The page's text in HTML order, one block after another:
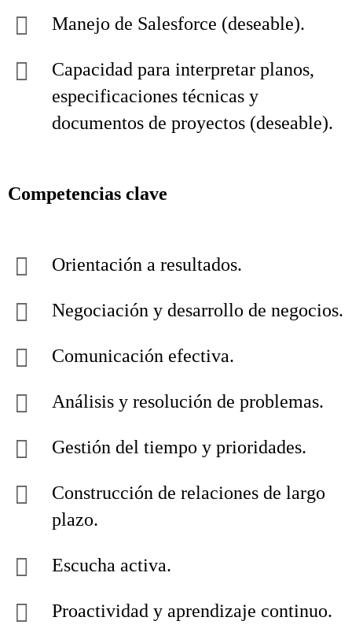
Manejo de Salesforce (deseable).
Capacidad para interpretar planos,
especificaciones técnicas y
documentos de proyectos (deseable).
Competencias clave
Orientación a resultados.
Negociación y desarrollo de negocios.
Comunicación efectiva.
Análisis y resolución de problemas.
Gestión del tiempo y prioridades.
Construcción de relaciones de largo
plazo.
Escucha activa.
Proactividad y aprendizaje continuo.